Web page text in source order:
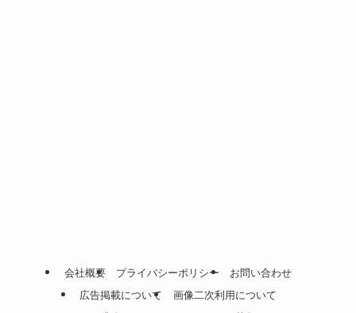
会社概要 プライバシーポリシー
お問い合わせ
広告掲載について
画像二次利用について